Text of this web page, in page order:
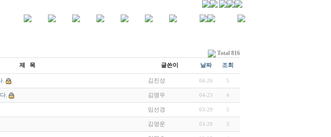
Total 816
제 목 글쓴이 날짜 조회
. 김진성 04-26 5
. 김명우 04-23 4
임선경 03-29 5
김영운 03-29 3